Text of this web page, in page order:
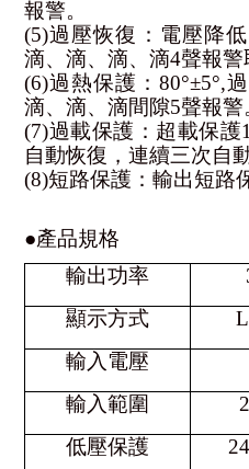
報警。
(5)過壓恢復：電壓降
滴、滴、滴、滴4聲報警
(6)過熱保護：80°±5°,
滴、滴、滴間隙5聲報警
(7)過載保護：超載保
自動恢復，連續三次自
(8)短路保護：輸出短路
●產品規格
輸出功率
顯示方式
輸入電壓
輸入範圍
低壓保護